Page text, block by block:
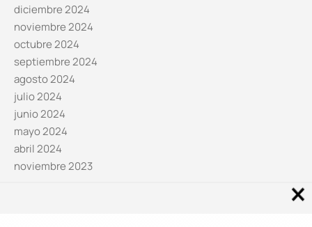
diciembre 2024
noviembre 2024
octubre 2024
septiembre 2024
agosto 2024
julio 2024
junio 2024
mayo 2024
abril 2024
noviembre 2023